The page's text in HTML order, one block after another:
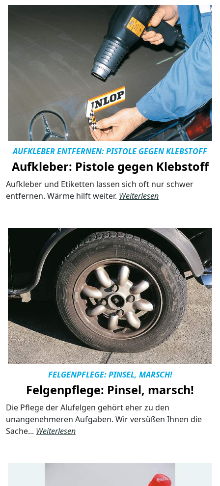
AUFKLEBER ENTFERNEN: PISTOLE GEGEN KLEBSTOFF
Aufkleber: Pistole gegen Klebstoff
Aufkleber und Etiketten lassen sich oft nur schwer
entfernen. Wärme hilft weiter. Weiterlesen
FELGENPFLEGE: PINSEL, MARSCH!
Felgenpflege: Pinsel, marsch!
Die Pflege der Alufelgen gehört eher zu den
unangenehmeren Aufgaben. Wir versüßen Ihnen die
Sache... Weiterlesen